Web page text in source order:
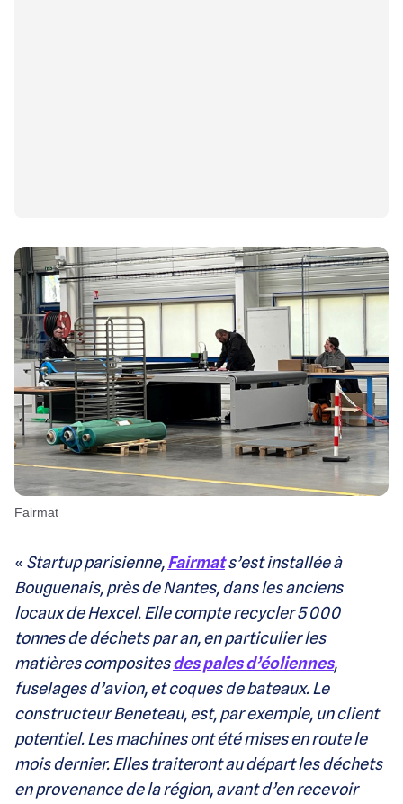
Fairmat
« Startup parisienne,Fairmats’est installée à
Bouguenais, près de Nantes, dans les anciens
locaux de Hexcel. Elle compte recycler 5 000
tonnes de déchets par an, en particulier les
matières compositesdes pales d’éoliennes,
fuselages d’avion, et coques de bateaux. Le
constructeur Beneteau, est, par exemple, un client
potentiel. Les machines ont été mises en route le
mois dernier. Elles traiteront au départ les déchets
en provenance de la région, avant d’en recevoir